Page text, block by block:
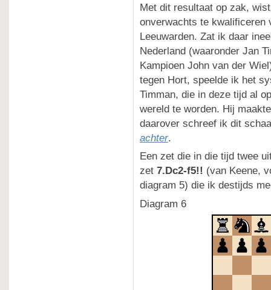
Met dit resultaat op zak,
onverwachts te kwalificeren
Leeuwarden. Zat ik daar
Nederland (waaronder Jan
Kampioen John van der
tegen Hort, speelde ik het
Timman, die in deze tijd al
wereld te worden. Hij
daarover schreef ik dit
achter.
Een zet die in die tijd twee
zet 7.Dc2-f5!! (van Keene,
diagram 5) die ik destijds
Diagram 6